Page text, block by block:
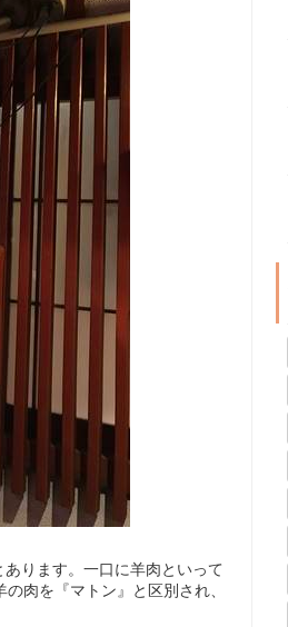
ります。一口に羊肉といって
肉を『マトン』と区別され、